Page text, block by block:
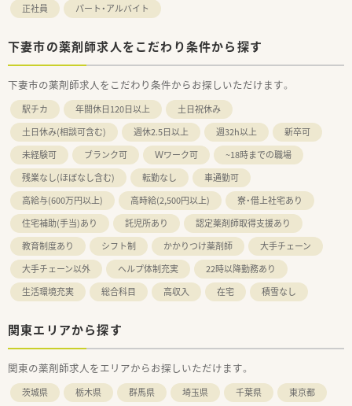
正社員 パート・アルバイト
下妻市の薬剤師求人をこだわり条件から探す
下妻市の薬剤師求人をこだわり条件からお探しいただけます。
駅チカ 年間休日120日以上
土日祝休み
土日休み(相談可含む)
週休2.5日以上 週32h以上
新卒可
未経験可
ブランク可 Ｗワーク可
~18時までの職場
残業なし(ほぼなし含む)
転勤なし
車通勤可
高給与(600万円以上)
高時給(2,500円以上)
寮・借上社宅あり
住宅補助(手当)あり
託児所あり
認定薬剤師取得支援あり
教育制度あり
シフト制 かかりつけ薬剤師
大手チェーン
大手チェーン以外
ヘルプ体制充実
22時以降勤務あり
生活環境充実
総合科目 高収入 在宅 積雪なし
関東エリアから探す
関東の薬剤師求人をエリアからお探しいただけます。
茨城県 栃木県 群馬県 埼玉県 千葉県
東京都